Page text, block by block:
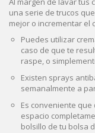
una serie de trucos
mejor o incrementar el
Puedes utilizar
caso de que te
raspe, o
Existen sprays
semanalmente a
Es conveniente
espacio
bolsillo de tu bolsa